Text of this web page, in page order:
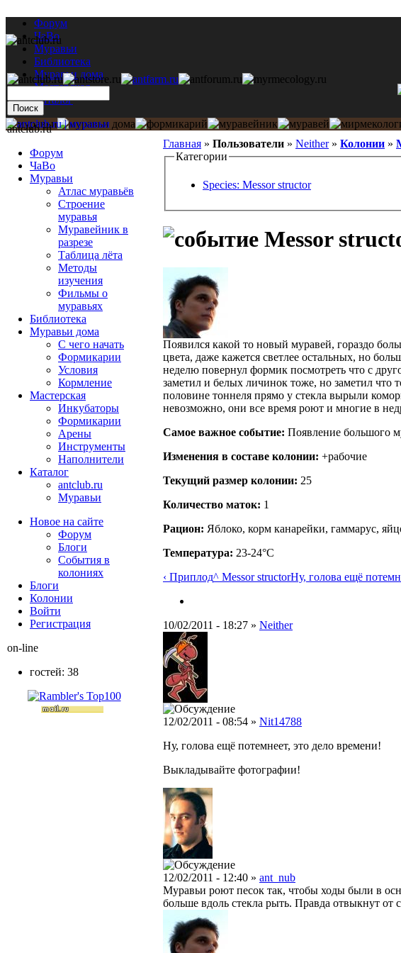
Форум
ЧаВо
Муравьи
Библиотека
Муравьи дома
Мастерская
Каталог
Главная » Пользователи » Neither» Колонии »
Категории
Species: Messor structor
Messor
Появился какой то новый муравей, гораздо
цвета, даже кажется светлее остальных, но
неделю повернул формик посмотреть что с
заметил и белых личинок тоже, но заметил что
половине тоннеля прямо у стекла вырыли
невозможно, они все время роют и многие в
Самое важное событие: Появление большого
Изменения в составе кoлонии: +рабочие
Текущий размер кoлонии: 25
Количество маток: 1
Рацион: Яблоко, корм канарейки, гаммарус,
Температура: 23-24°C
‹ Приплод^ Messor structorНу, голова ещё
10/02/2011 - 18:27 » Neither
12/02/2011 - 08:54 » Nit14788
Ну, голова ещё потемнеет, это дело времени!
Выкладывайте фотографии!
12/02/2011 - 12:40 » ant_nub
Муравьи роют песок так, чтобы ходы были в
больше вдоль стекла рыть. Правда отвыкнут от
antclub.ru
Форум
ЧаВо
Муравьи
Атлас муравьёв
Строение
муравья
Муравейник в
разрезе
Таблица лёта
Методы
изучения
Фильмы о
муравьях
Библиотека
Муравьи дома
С чего начать
Формикарии
Условия
Кормление
Мастерская
Инкубаторы
Формикарии
Арены
Инструменты
Наполнители
Каталог
antclub.ru
Муравьи
Новое на сайте
Форум
Блоги
События в
колониях
Блоги
Колонии
Войти
Peгиcтpaция
on-line
гостей: 38